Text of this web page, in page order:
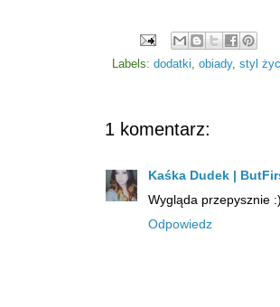
Labels: dodatki obiady, styl
1 komentarz:
Kaśka Dudek |
Wygląda przepysznie
Odpowiedz